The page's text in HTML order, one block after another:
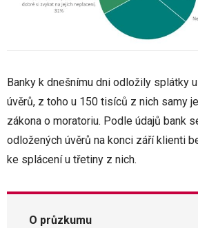
Banky k dnešnímu dni odložily splátky
úvěrů, z toho u 150 tisíců z nich samy
zákona o moratoriu. Podle údajů bank
odložených úvěrů na konci září klienti
ke splácení u třetiny z nich.
O průzkumu